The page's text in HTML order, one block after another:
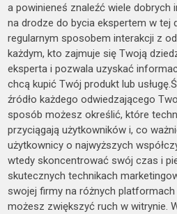
a powinieneś znaleźć wiele dobrych
na drodze do bycia ekspertem w tej
regularnym sposobem interakcji z
każdym, kto zajmuje się Twoją
eksperta i pozwala uzyskać
chcą kupić Twój produkt lub
źródło każdego odwiedzającego
sposób możesz określić, które
przyciągają użytkowników i, co
użytkownicy o najwyższych
wtedy skoncentrować swój czas i
skutecznych technikach
swojej firmy na różnych
możesz zwiększyć ruch w witrynie.